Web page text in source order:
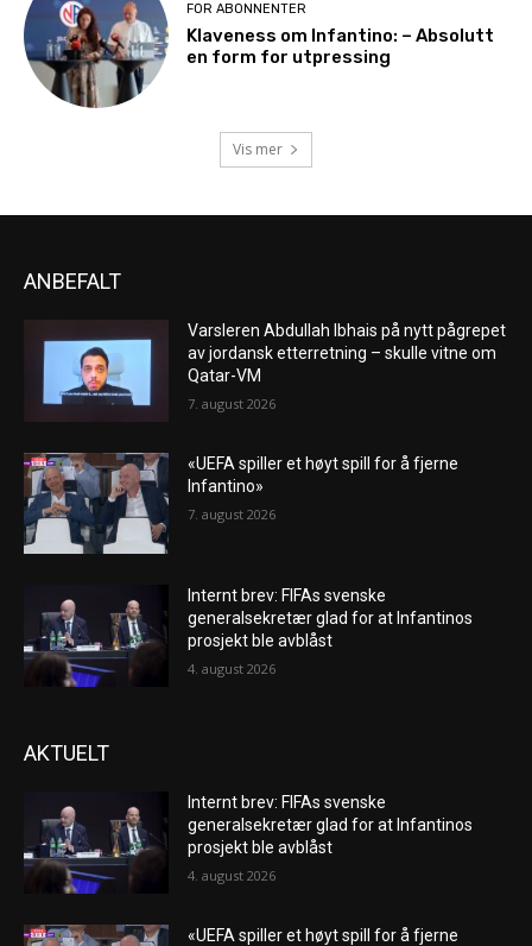
FOR ABONNENTER
Klaveness om Infantino: – Absolutt
en form for utpressing
Vis mer
ANBEFALT
Varsleren Abdullah Ibhais på nytt pågrepet
av jordansk etterretning – skulle vitne om
Qatar-VM
7. august 2026
«UEFA spiller et høyt spill for å fjerne
Infantino»
7. august 2026
Internt brev: FIFAs svenske
generalsekretær glad for at Infantinos
prosjekt ble avblåst
4. august 2026
AKTUELT
Internt brev: FIFAs svenske
generalsekretær glad for at Infantinos
prosjekt ble avblåst
4. august 2026
«UEFA spiller et høyt spill for å fjerne